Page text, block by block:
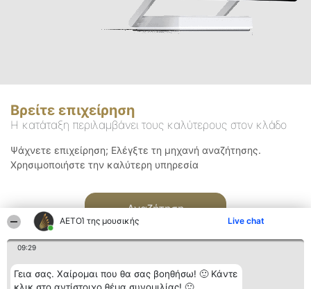
ΑΕΤΟΊ της μουσικής Live chat
09:29
Γεια σας. Χαίρομαι που θα σας βοηθήσω! 🙂 Κάντε
Βρείτε επιχείρηση
Η κατάταξη περιλαμβάνει τους καλύτερους στον κλάδο
Ψάχνετε επιχείρηση; Ελέγξτε τη μηχανή αναζήτησης.
Χρησιμοποιήστε την καλύτερη υπηρεσία
Αναζήτηση